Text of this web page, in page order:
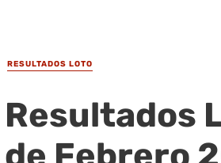
RESULTADOS LOTO
Resultados